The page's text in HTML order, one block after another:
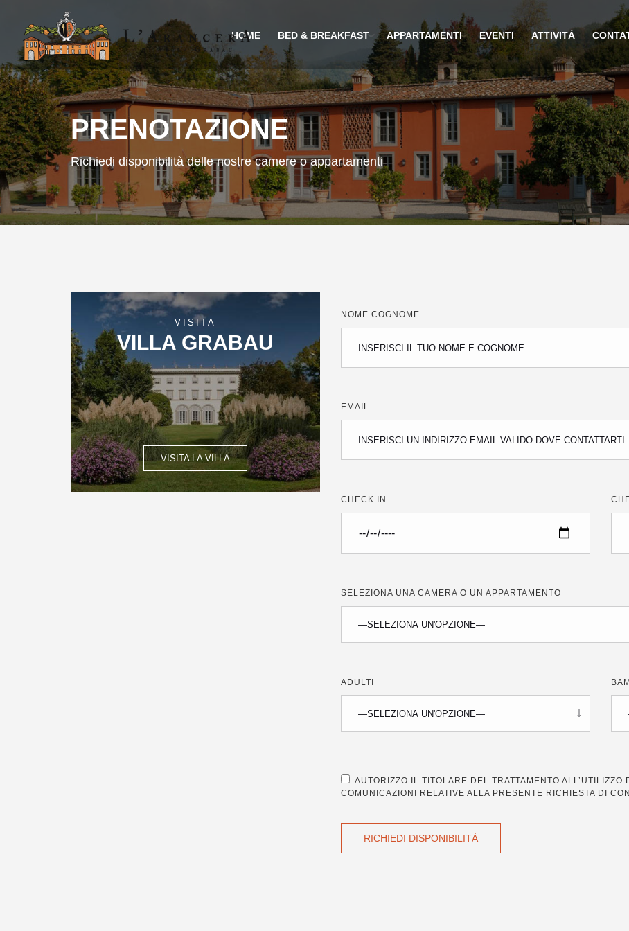
HOME BED & BREAKFAST APPARTAMENTI EVENTI ATTIVITÀ
PRENOTAZIONE
Richiedi disponibilità delle nostre camere o appartamenti
NOME COGNOME
EMAIL
CHECK IN
SELEZIONA UNA CAMERA O UN APPARTAMENTO
ADULTI
AUTORIZZO IL TITOLARE DEL TRATTAMENTO ALL’UTILIZZO
COMUNICAZIONI RELATIVE ALLA PRESENTE RICHIESTA DI
RICHIEDI DISPONIBILITÀ
VISITA
VILLA GRABAU
VISITA LA VILLA